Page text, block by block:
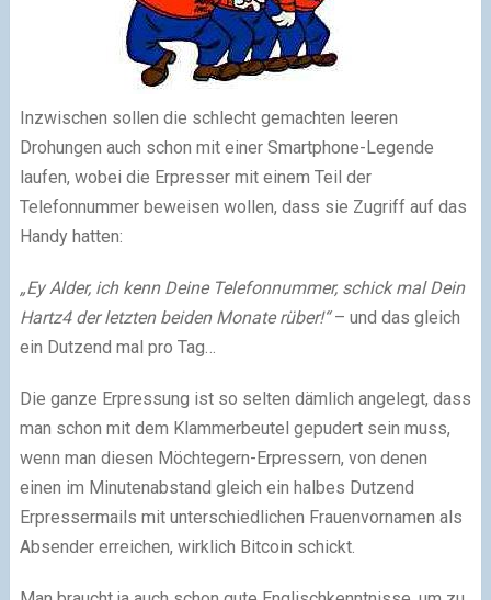
Inzwischen sollen die schlecht gemachten leeren
Drohungen auch schon mit einer Smartphone-Legende
laufen, wobei die Erpresser mit einem Teil der
Telefonnummer beweisen wollen, dass sie Zugriff auf das
Handy hatten:
„Ey Alder, ich kenn Deine Telefonnummer, schick mal Dein
Hartz4 der letzten beiden Monate rüber!“– und das gleich
ein Dutzend mal pro Tag…
Die ganze Erpressung ist so selten dämlich angelegt, dass
man schon mit dem Klammerbeutel gepudert sein muss,
wenn man diesen Möchtegern-Erpressern, von denen
einen im Minutenabstand gleich ein halbes Dutzend
Erpressermails mit unterschiedlichen Frauenvornamen als
Absender erreichen, wirklich Bitcoin schickt.